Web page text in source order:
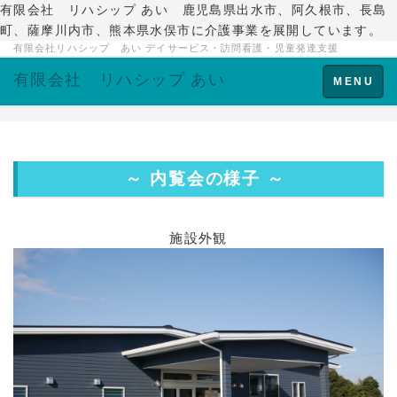
有限会社 リハシップ あい 鹿児島県出水市、阿久根市、長島
町、薩摩川内市、熊本県水俣市に介護事業を展開しています。
有限会社リハシップ あい デイサービス・訪問看護・児童発達支援
Toggle
navigation
MENU
有限会社 リハシップ あい
～ 内覧会の様子 ～
施設外観